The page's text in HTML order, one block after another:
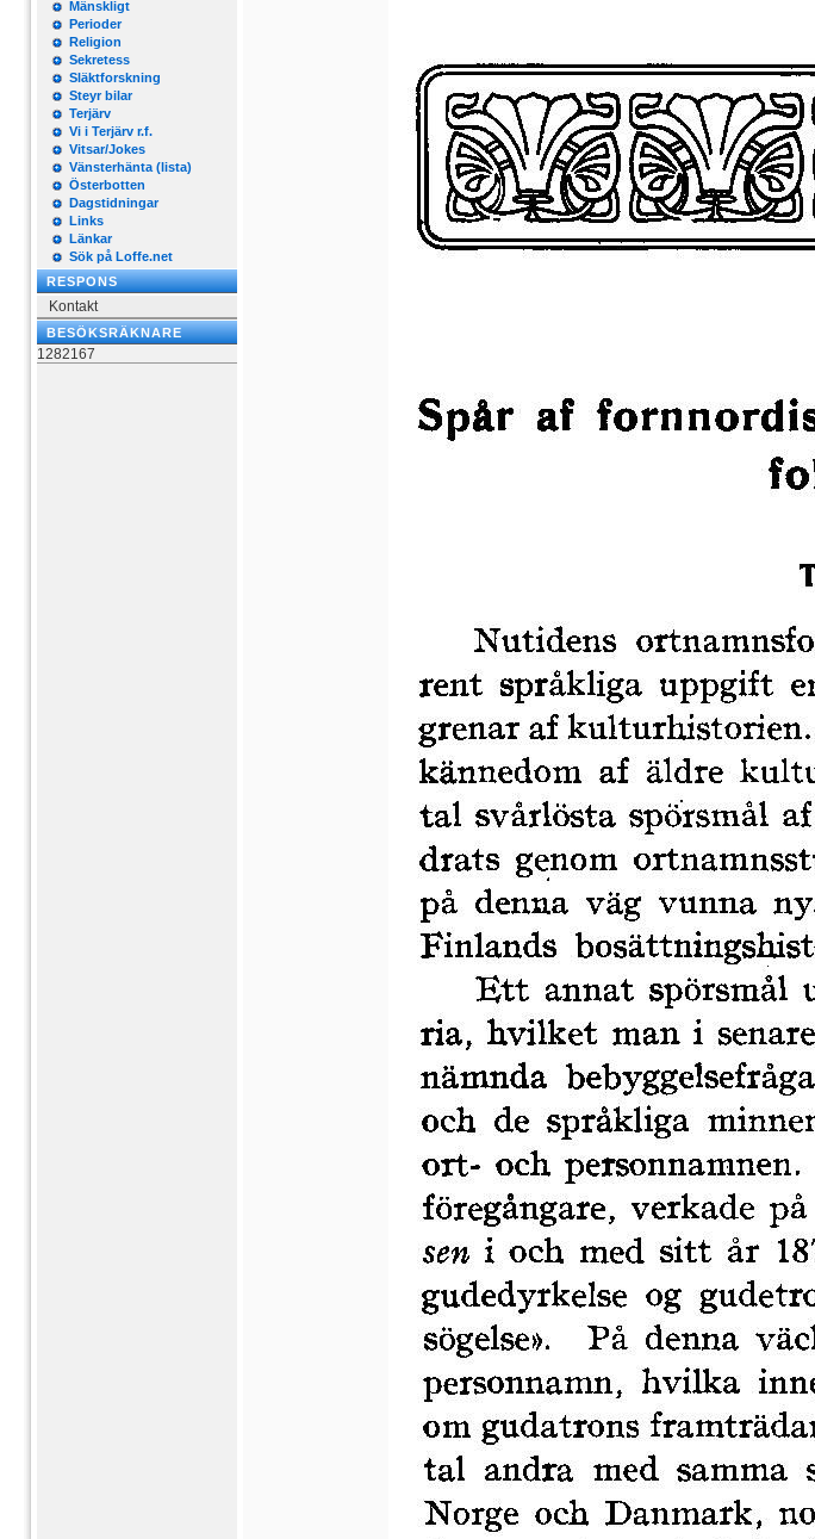
Mänskligt
Perioder
Religion
Sekretess
Släktforskning
Steyr bilar
Terjärv
Vi i Terjärv r.f.
Vitsar/Jokes
Vänsterhänta (lista)
Österbotten
Dagstidningar
Links
Länkar
Sök på Loffe.net
RESPONS
Kontakt
BESÖKSRÄKNARE
1282167